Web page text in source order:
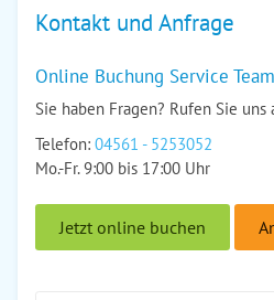
Kontakt und Anfrage
Online Buchung Service Team
Sie haben Fragen? Rufen Sie uns
Telefon: 04561 - 5253052
Mo.-Fr. 9:00 bis 17:00 Uhr
Jetzt online buchen